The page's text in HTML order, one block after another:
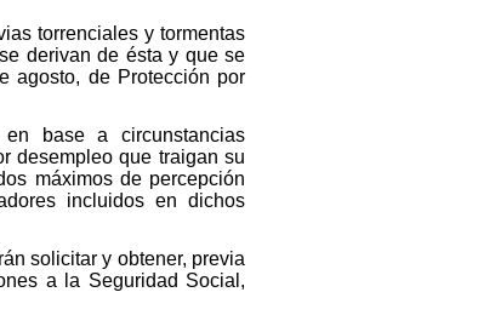
torrenciales y tormentas
derivan de ésta y que se
agosto, de Protección por
base a circunstancias
desempleo que traigan su
máximos de percepción
incluidos en dichos
solicitar y obtener, previa
a la Seguridad Social,